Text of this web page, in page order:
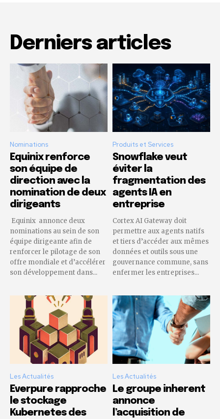
Derniers articles
Nominations
Equinix renforce
son équipe de
direction avec la
nomination de deux
dirigeants
Equinix annonce deux
nominations au sein de son
équipe dirigeante afin de
renforcer le pilotage de son
offre mondiale et d’accélérer
son développement dans...
Produits et Services
Snowflake veut
éviter la
fragmentation des
agents IA en
entreprise
Cortex AI Gateway doit
permettre aux agents natifs
et tiers d’accéder aux mêmes
données et outils sous une
gouvernance commune, sans
enfermer les entreprises...
Les Actualités
Everpure rapproche
le stockage
Kubernetes des
Les Actualités
Le groupe inherent
annonce
l’acquisition de